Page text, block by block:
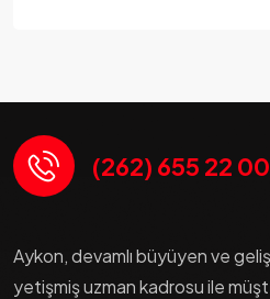
(262) 655 22 00
Aykon, devamlı büyüyen ve
yetişmiş uzman kadrosu ile